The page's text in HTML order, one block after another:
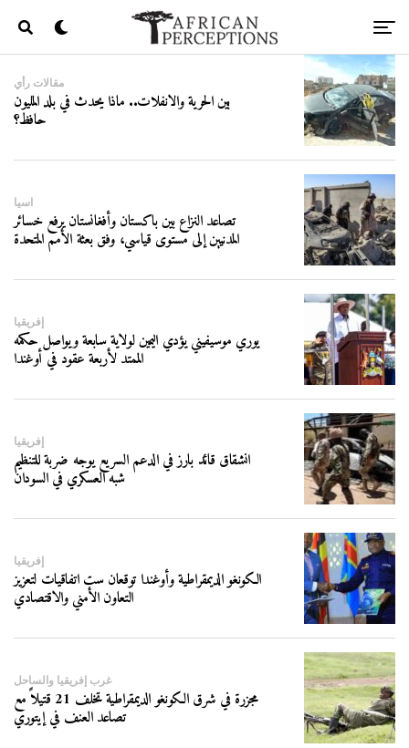
مقالات رأي
بين الحرية والانفلات.. ماذا يحدث في بلد المليون
حافظ؟
اسيا
تصاعد النزاع بين باكستان وأفغانستان يرفع خسائر
المدنيين إلى مستوى قياسي، وفق بعثة الأمم المتحدة
إفريقيا
يوري موسيفيني يؤدي اليمين لولاية سابعة ويواصل حكمه
الممتد لأربعة عقود في أوغندا
إفريقيا
انشقاق قائد بارز في الدعم السريع يوجه ضربة للتنظيم
شبه العسكري في السودان
إفريقيا
الكونغو الديمقراطية وأوغندا توقعان ست اتفاقيات لتعزيز
التعاون الأمني والاقتصادي
غرب إفريقيا والساحل
مجزرة في شرق الكونغو الديمقراطية تخلف 21 قتيلاً مع
تصاعد العنف في إيتوري